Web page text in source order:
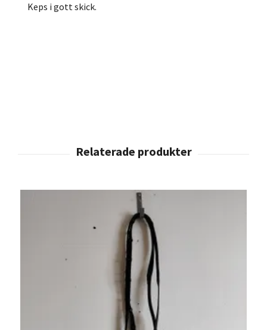
Keps i gott skick.